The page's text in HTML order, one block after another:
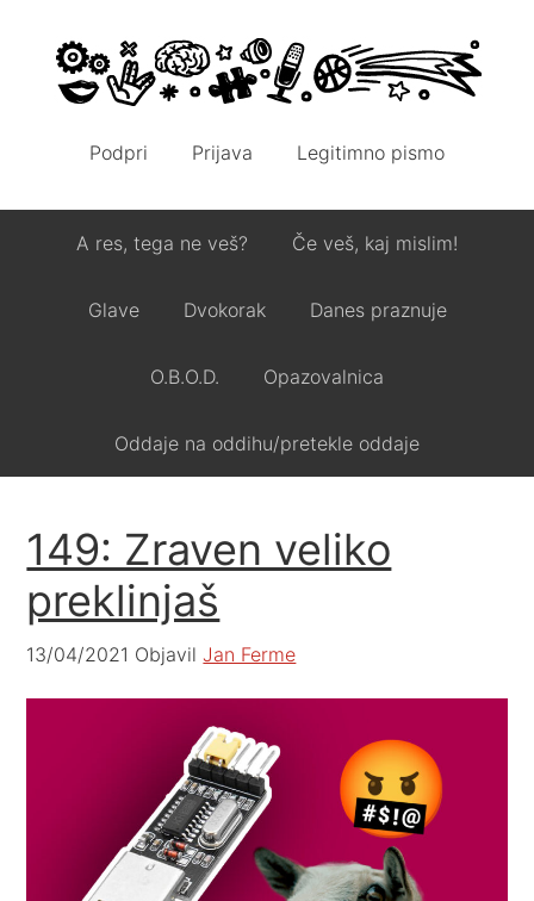
Podpri Prijava Legitimno pismo
A res, tega ne veš? Če veš, kaj mislim!
Glave Dvokorak Danes praznuje
O.B.O.D. Opazovalnica
Oddaje na oddihu/pretekle oddaje
149: Zraven veliko
preklinjaš
13/04/2021 ObjavilJan Ferme